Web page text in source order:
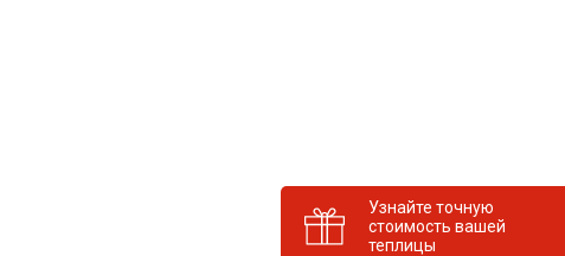
Узнайте точную
стоимость вашей
теплицы